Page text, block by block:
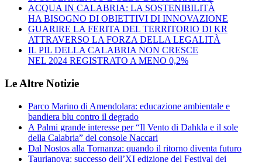
ACQUA IN CALABRIA: LA SOSTENIBILITÀ
HA BISOGNO DI OBIETTIVI DI INNOVAZIONE
GUARIRE LA FERITA DEL TERRITORIO DI KR
ATTRAVERSO LA FORZA DELLA LEGALITÀ
IL PIL DELLA CALABRIA NON CRESCE
NEL 2024 REGISTRATO A MENO 0,2%
Le Altre Notizie
Parco Marino di Amendolara: educazione ambientale e
bandiera blu contro il degrado
A Palmi grande interesse per “Il Vento di Dahkla e il sole
della Calabria” del console Naccari
Dal Nostos alla Tornanza: quando il ritorno diventa futuro
Taurianova: successo dell’XI edizione del Festival dei